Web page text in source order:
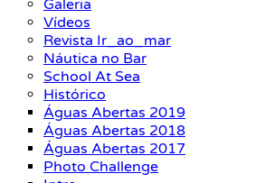
Galeria
Vídeos
Revista Ir_ao_mar
Náutica no Bar
School At Sea
Histórico
Águas Abertas 2019
Águas Abertas 2018
Águas Abertas 2017
Photo Challenge